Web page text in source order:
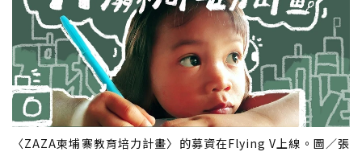
〈ZAZA柬埔寨教育培力計畫〉的募資在Flying V上線。圖／張